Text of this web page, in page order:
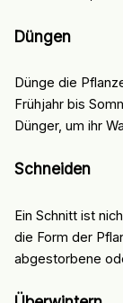
Düngen
Dünge die
Frühjahr bis
Dünger, um ihr
Schneiden
Ein Schnitt ist
die Form der
abgestorbene